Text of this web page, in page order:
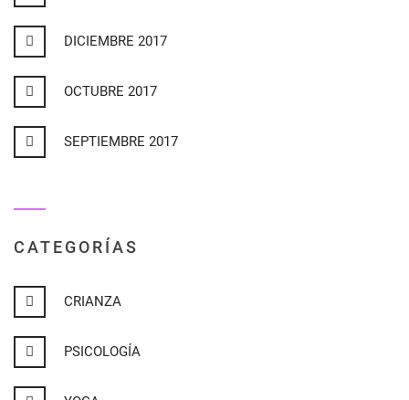
DICIEMBRE 2017
OCTUBRE 2017
SEPTIEMBRE 2017
CATEGORÍAS
CRIANZA
PSICOLOGÍA